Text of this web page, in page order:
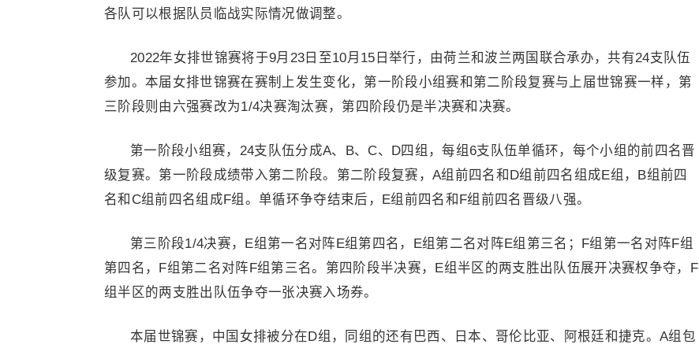
各队可以根据队员临战实际情况做调整。
2022年女排世锦赛将于9月23日至10月15日举行，由荷兰和波兰两国联合承办，共有24支队伍
参加。本届女排世锦赛在赛制上发生变化，第一阶段小组赛和第二阶段复赛与上届世锦赛一样，第
三阶段则由六强赛改为1/4决赛淘汰赛，第四阶段仍是半决赛和决赛。
第一阶段小组赛，24支队伍分成A、B、C、D四组，每组6支队伍单循环，每个小组的前四名晋
级复赛。第一阶段成绩带入第二阶段。第二阶段复赛，A组前四名和D组前四名组成E组，B组前四
名和C组前四名组成F组。单循环争夺结束后，E组前四名和F组前四名晋级八强。
第三阶段1/4决赛，E组第一名对阵E组第四名，E组第二名对阵E组第三名；F组第一名对阵F组
第四名，F组第二名对阵F组第三名。第四阶段半决赛，E组半区的两支胜出队伍展开决赛权争夺，F
组半区的两支胜出队伍争夺一张决赛入场券。
本届世锦赛，中国女排被分在D组，同组的还有巴西、日本、哥伦比亚、阿根廷和捷克。A组包